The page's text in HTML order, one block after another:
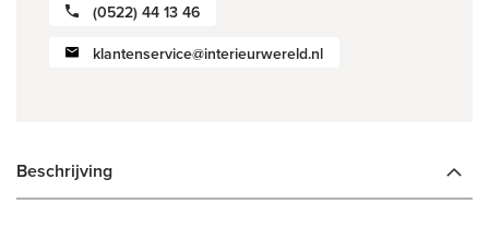
(0522) 44 13 46
klantenservice@interieurwereld.nl
Beschrijving